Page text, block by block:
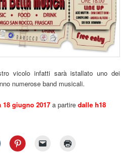
vicolo infatti sarà istallato uno dei
numerose band musicali.
18 giugno 2017 a partiredalle h18